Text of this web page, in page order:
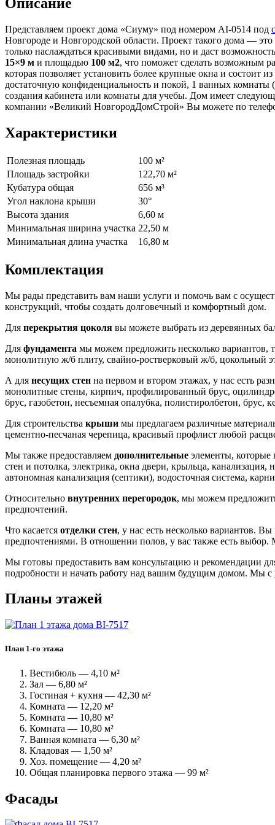
Представляем проект дома «Сиуму» под номером AI-0514 под
Новгороде и Новгородской области. Проект такого дома —
только наслаждаться красивыми видами, но и даст
15×9 м и площадью 100 м2, что поможет сделать возможным
которая позволяет установить более крупные окна и состоит
достаточную конфиденциальность и покой, 1 ванных
создания кабинета или комнаты для учебы. Дом имеет
компании «Великий НовгородДомСтрой» Вы можете по
Характеристики
Полезная площадь
100 м²
Площадь застройки
122,70 м²
Кубатура общая
656 м³
Угол наклона крыши
30°
Высота здания
6,60 м
Минимальная ширина участка 22,50 м
Минимальная длина участка
16,80 м
Комплектация
Мы рады представить вам наши услуги и помочь вам с
конструкций, чтобы создать долговечный и комфортный дом.
Для перекрытия цоколя вы можете выбрать из деревянных
Для фундамента мы можем предложить несколько
монолитную ж/б плиту, свайно-ростверковый ж/б,
А для несущих стен на первом и втором этажах, у нас есть
монолитные стены, кирпич, профилированный брус,
брус, газобетон, несъемная опалубка, полистиролбетон,
Для строительства крыши мы предлагаем различные
цементно-песчаная черепица, красивый профлист любой
Мы также предоставляем дополнительные элементы, которые
стен и потолка, электрика, окна двери, крыльца,
автономная канализация (септики), водосточная система,
Относительно внутренних перегородок, мы можем
предпочтений.
Что касается отделки стен, у нас есть несколько вариантов.
предпочтениями. В отношении полов, у вас также есть
Мы готовы предоставить вам консультацию и рекомендации
подробности и начать работу над вашим будущим домом. Мы
Планы этажей
План 1-го этажа
Вестибюль — 4,10 м²
Зал — 6,80 м²
Гостиная + кухня — 42,30 м²
Комната — 12,20 м²
Комната — 10,80 м²
Комната — 10,80 м²
Ванная комната — 6,30 м²
Кладовая — 1,50 м²
Хоз. помещение — 4,20 м²
Общая планировка первого этажа — 99 м²
Фасады